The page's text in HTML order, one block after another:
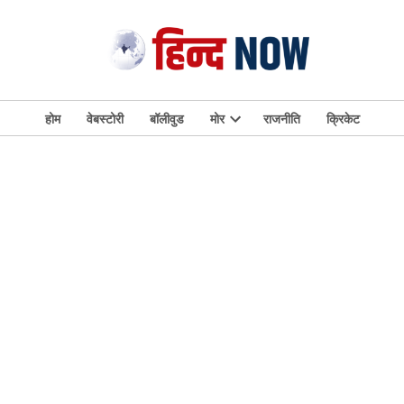
होम वेबस्टोरी बॉलीवुड मोर
Open
राजनीति क्रिकेट